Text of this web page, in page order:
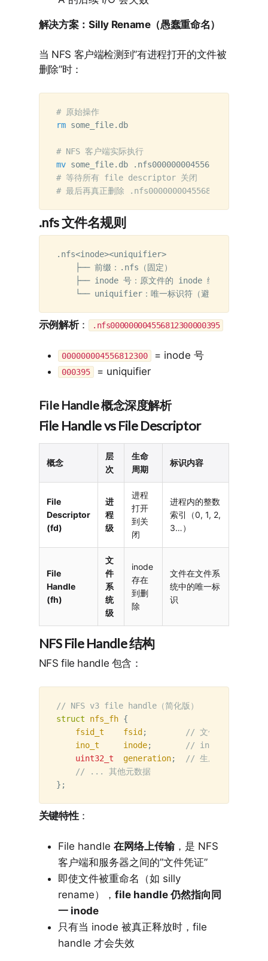
解决方案：Silly Rename（愚蠢重命名）
当 NFS 客户端检测到”有进程打开的文件被
删除”时：
# 原始操作
rm some_file.db
# NFS 客户端实际执行
mv some_file.db
# 等待所有 file descriptor 关闭
# 最后再真正删除 .nfs000000004556812300000395
.nfs 文件名规则
.nfs<inode><uniquifier>
    ├── 前缀：.nfs（固定）
├── inode 号：原文件的 inode 编号（十六进制
示例解析： .nfs000000004556812300000395
000000004556812300 = inode 号
000395 = uniquifier
File Handle 概念深度解析
File Handle vs File Descriptor
概念
层
次
生命
周期
标识内容
File
Descriptor
(fd)
进
程
级
进程
打开
到关
闭
进程内的整数
索引（0, 1, 2,
3…）
File
Handle
(fh)
文
件
系
统
级
inode
存在
到删
除
文件在文件系
统中的唯一标
识
NFS File Handle 结构
NFS file handle 包含：
// NFS v3 file handle（简化版）
struct
nfs_fh {
fsid_t
fsid;
// 文件系统 ID
ino_t
inode;
// inode 编号
uint32_t
generation;
// 生成号（防止
// ... 其他元数据
};
关键特性：
File handle 在网络上传输，是 NFS
客户端和服务器之间的”文件凭证”
即使文件被重命名（如 silly
rename）， file handle 仍然指向同
一 inode
只有当 inode 被真正释放时，file
handle 才会失效